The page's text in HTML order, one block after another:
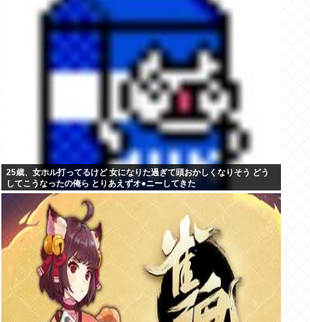
25歳、女ホル打ってるけど 女になりた過ぎて頭おかしくなりそう どう
してこうなったの俺ら とりあえずオ●ニーしてきた